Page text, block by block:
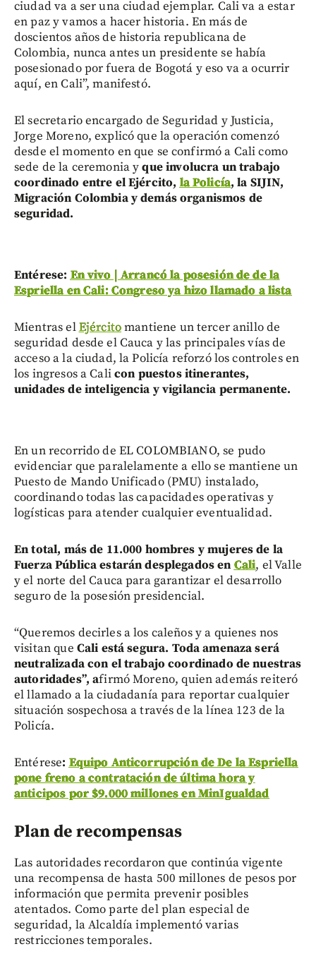
ciudad va a ser una ciudad ejemplar. Cali va a estar
en paz y vamos a hacer historia. En más de
doscientos años de historia republicana de
Colombia, nunca antes un presidente se había
posesionado por fuera de Bogotá y eso va a ocurrir
aquí, en Cali”, manifestó.
El secretario encargado de Seguridad y Justicia,
Jorge Moreno, explicó que la operación comenzó
desde el momento en que se confirmó a Cali como
sede de la ceremonia yque involucra un trabajo
coordinado entre el Ejército, la Policía, la SIJIN,
Migración Colombia y demás organismos de
seguridad.
Entérese: En vivo | Arrancó la posesión de de la
Espriella en Cali: Congreso ya hizo llamado a lista
Mientras elEjércitomantiene un tercer anillo de
seguridad desde el Cauca y las principales vías de
acceso a la ciudad, la Policía reforzó los controles en
los ingresos a Calicon puestos itinerantes,
unidades de inteligencia y vigilancia permanente.
En un recorrido de EL COLOMBIANO, se pudo
evidenciar que paralelamente a ello se mantiene un
Puesto de Mando Unificado (PMU) instalado,
coordinando todas las capacidades operativas y
logísticas para atender cualquier eventualidad.
En total, más de 11.000 hombres y mujeres de la
Fuerza Pública estarán desplegados en Cali, el Valle
y el norte del Cauca para garantizar el desarrollo
seguro de la posesión presidencial.
“Queremos decirles a los caleños y a quienes nos
visitan que Cali está segura. Toda amenaza será
neutralizada con el trabajo coordinado de nuestras
autoridades”, afirmó Moreno, quien además reiteró
el llamado a la ciudadanía para reportar cualquier
situación sospechosa a través de la línea 123 de la
Policía.
Entérese: Equipo Anticorrupción de De la Espriella
pone freno a contratación de última hora y
anticipos por $9.000 millones en MinIgualdad
Plan de recompensas
Las autoridades recordaron que continúa vigente
una recompensa de hasta 500 millones de pesos por
información que permita prevenir posibles
atentados. Como parte del plan especial de
seguridad, la Alcaldía implementó varias
restricciones temporales.